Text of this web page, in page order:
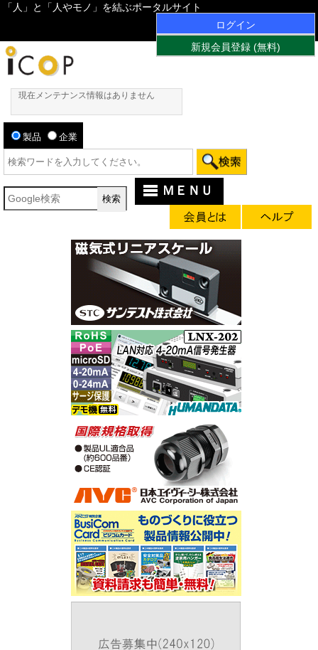
「人」と「人やモノ」を結ぶポータルサイト
ログイン
新規会員登録 (無料)
現在メンテナンス情報はありません
製品 企業
ＭＥＮＵ